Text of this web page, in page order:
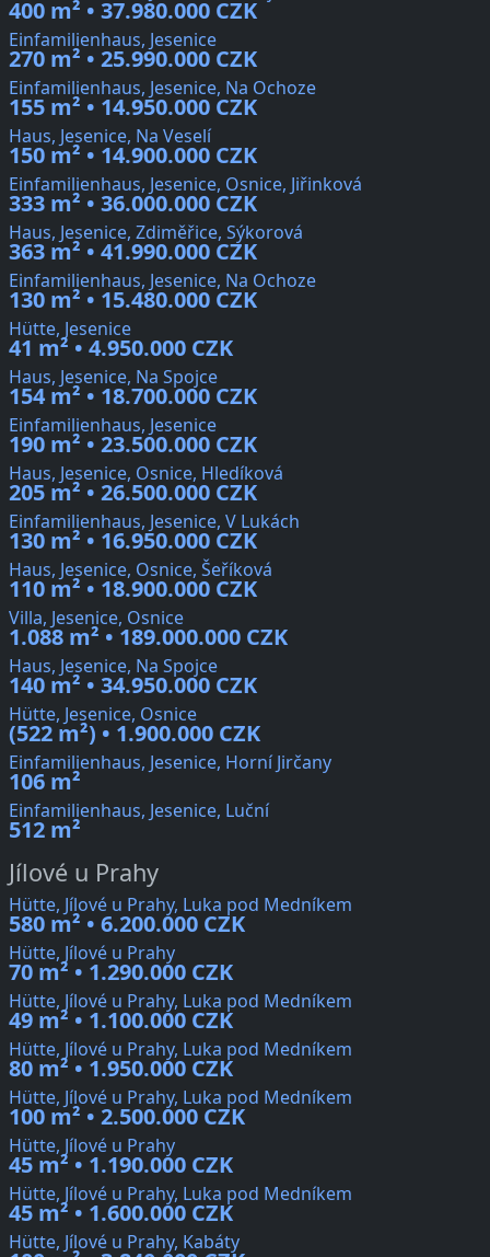
400 m² • 37.980.000 CZK
Einfamilienhaus, Jesenice
270 m² • 25.990.000 CZK
Einfamilienhaus, Jesenice, Na Ochoze
155 m² • 14.950.000 CZK
Haus, Jesenice, Na Veselí
150 m² • 14.900.000 CZK
Einfamilienhaus, Jesenice, Osnice, Jiřinková
333 m² • 36.000.000 CZK
Haus, Jesenice, Zdiměřice, Sýkorová
363 m² • 41.990.000 CZK
Einfamilienhaus, Jesenice, Na Ochoze
130 m² • 15.480.000 CZK
Hütte, Jesenice
41 m² • 4.950.000 CZK
Haus, Jesenice, Na Spojce
154 m² • 18.700.000 CZK
Einfamilienhaus, Jesenice
190 m² • 23.500.000 CZK
Haus, Jesenice, Osnice, Hledíková
205 m² • 26.500.000 CZK
Einfamilienhaus, Jesenice, V Lukách
130 m² • 16.950.000 CZK
Haus, Jesenice, Osnice, Šeříková
110 m² • 18.900.000 CZK
Villa, Jesenice, Osnice
1.088 m² • 189.000.000 CZK
Haus, Jesenice, Na Spojce
140 m² • 34.950.000 CZK
Hütte, Jesenice, Osnice
(522 m²) • 1.900.000 CZK
Einfamilienhaus, Jesenice, Horní Jirčany
106 m²
Einfamilienhaus, Jesenice, Luční
512 m²
Jílové u Prahy
Hütte, Jílové u Prahy, Luka pod Medníkem
580 m² • 6.200.000 CZK
Hütte, Jílové u Prahy
70 m² • 1.290.000 CZK
Hütte, Jílové u Prahy, Luka pod Medníkem
49 m² • 1.100.000 CZK
Hütte, Jílové u Prahy, Luka pod Medníkem
80 m² • 1.950.000 CZK
Hütte, Jílové u Prahy, Luka pod Medníkem
100 m² • 2.500.000 CZK
Hütte, Jílové u Prahy
45 m² • 1.190.000 CZK
Hütte, Jílové u Prahy, Luka pod Medníkem
45 m² • 1.600.000 CZK
Hütte, Jílové u Prahy, Kabáty